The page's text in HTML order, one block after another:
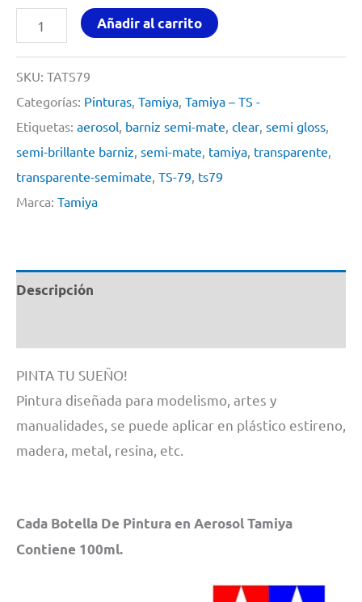
Semi
Gloss
Clear
By
Tamiya
TS79
cantidad
Añadir al carrito
SKU: TATS79
Categorías: Pinturas, Tamiya, Tamiya – TS -
Etiquetas: aerosol, barniz semi-mate, clear, semi gloss,
semi-brillante barniz, semi-mate, tamiya, transparente,
transparente-semimate, TS-79, ts79
Marca: Tamiya
Descripción
PINTA TU SUEÑO!
Pintura diseñada para modelismo, artes y
manualidades, se puede aplicar en plástico estireno,
madera, metal, resina, etc.
Cada Botella De Pintura en Aerosol Tamiya
Contiene 100ml.